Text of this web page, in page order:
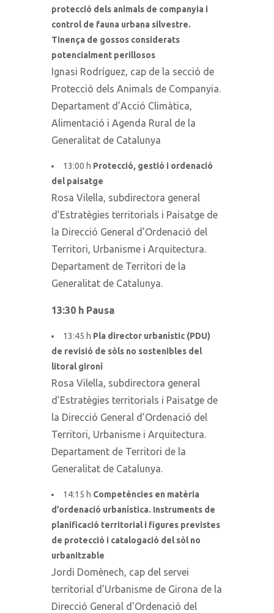
protecció dels animals de companyia i
control de fauna urbana silvestre.
Tinença de gossos considerats
potencialment perillosos
Ignasi Rodríguez, cap de la secció de
Protecció dels Animals de Companyia.
Departament d’Acció Climàtica,
Alimentació i Agenda Rural de la
Generalitat de Catalunya
13:00 h Protecció, gestió i ordenació
del paisatge
Rosa Vilella, subdirectora general
d’Estratègies territorials i Paisatge de
la Direcció General d’Ordenació del
Territori, Urbanisme i Arquitectura.
Departament de Territori de la
Generalitat de Catalunya.
13:30 h Pausa
13:45 h Pla director urbanístic (PDU)
de revisió de sòls no sostenibles del
litoral gironí
Rosa Vilella, subdirectora general
d’Estratègies territorials i Paisatge de
la Direcció General d’Ordenació del
Territori, Urbanisme i Arquitectura.
Departament de Territori de la
Generalitat de Catalunya.
14:15 h Competències en matèria
d’ordenació urbanística. Instruments de
planificació territorial i figures previstes
de protecció i catalogació del sòl no
urbanitzable
Jordi Domènech, cap del servei
territorial d’Urbanisme de Girona de la
Direcció General d’Ordenació del